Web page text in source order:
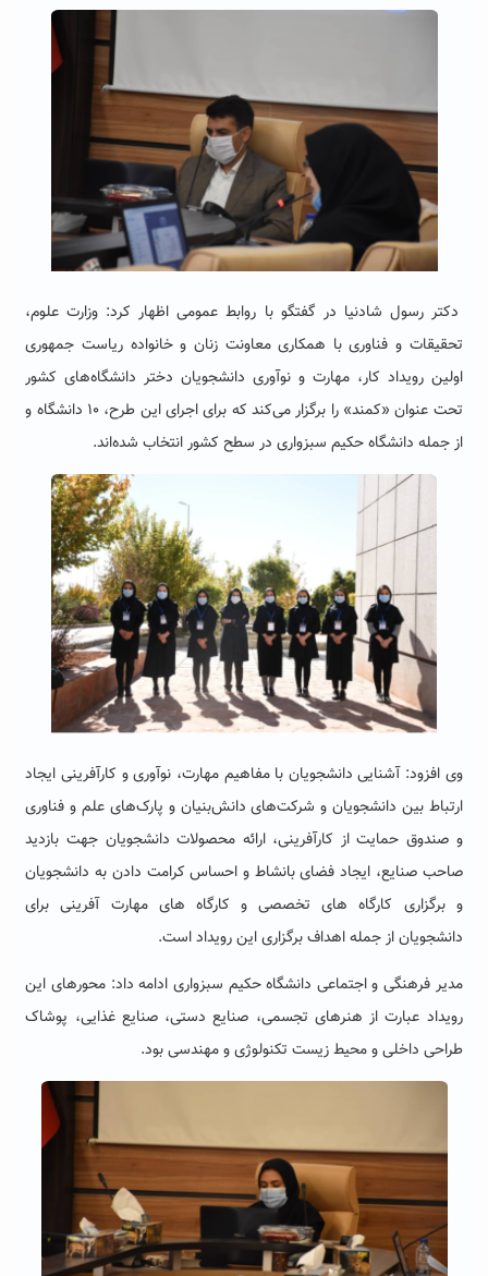
دکتر رسول شادنیا در گفتگو با روابط عمومی اظهار کرد: وزارت علوم،
تحقیقات و فناوری با همکاری معاونت زنان و خانواده ریاست جمهوری
اولین رویداد کار، مهارت و نوآوری دانشجویان دختر دانشگاه‌های کشور
تحت عنوان «کمند» را برگزار می‌کند که برای اجرای این طرح، ۱۰ دانشگاه و
از جمله دانشگاه حکیم سبزواری در سطح کشور انتخاب شده‌اند.
وی افزود: آشنایی دانشجویان با مفاهیم مهارت، نوآوری و کارآفرینی ایجاد
ارتباط بین دانشجویان و شرکت‌های دانش‌بنیان و پارک‌های علم و فناوری
و صندوق حمایت از کارآفرینی، ارائه محصولات دانشجویان جهت بازدید
صاحب صنایع، ایجاد فضای بانشاط و احساس کرامت دادن به دانشجویان
و برگزاری کارگاه های تخصصی و کارگاه های مهارت آفرینی برای
دانشجویان از جمله اهداف برگزاری این رویداد است.
مدیر فرهنگی و اجتماعی دانشگاه حکیم سبزواری ادامه داد: محورهای این
رویداد عبارت از هنرهای تجسمی، صنایع دستی، صنایع غذایی، پوشاک
طراحی داخلی و محیط زیست تکنولوژی و مهندسی بود.